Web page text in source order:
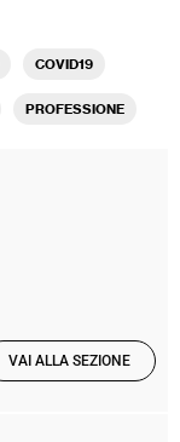
COVID19
PROFESSIONE
VAI ALLA SEZIONE